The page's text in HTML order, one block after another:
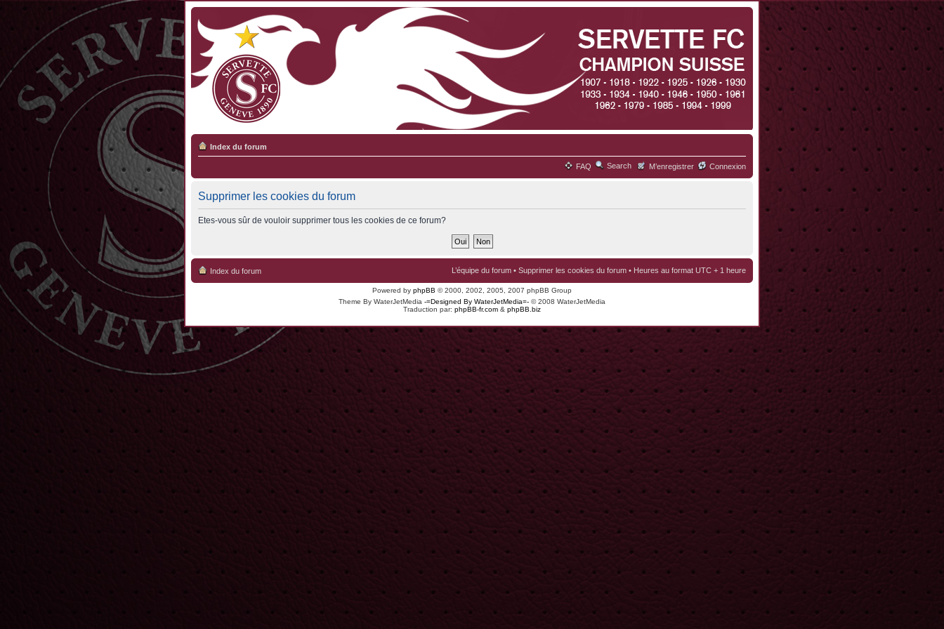
Index du forum
FAQ Search M’enregistrer Connexion
Supprimer les cookies du forum
Etes-vous sûr de vouloir supprimer tous les cookies de ce forum?
Index du forum L’équipe du forum • Supprimer les cookies du forum • Heures au format UTC + 1 heure
Powered by phpBB © 2000, 2002, 2005, 2007 phpBB Group
Theme By WaterJetMedia -=Designed By WaterJetMedia=- © 2008 WaterJetMedia
Traduction par: phpBB-fr.com & phpBB.biz